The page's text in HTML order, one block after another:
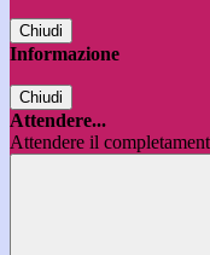
Chiudi
Informazione
Chiudi
Attendere...
Attendere il